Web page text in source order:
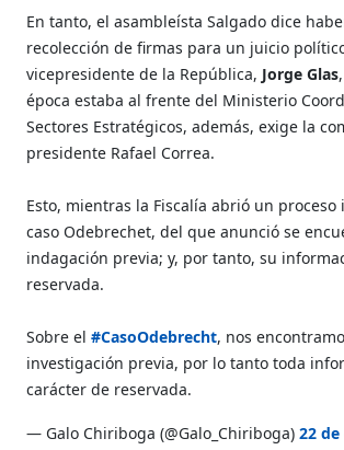
En tanto, el asambleísta Salgado dice
recolección de firmas para un juicio
vicepresidente de la República, Jorge Glas
época estaba al frente del Ministerio
Sectores Estratégicos, además, exige la
presidente Rafael Correa.
Esto, mientras la Fiscalía abrió un
caso Odebrechet, del que anunció se
indagación previa; y, por tanto, su
reservada.
Sobre el#CasoOdebrecht, nos
investigación previa, por lo tanto toda
carácter de reservada.
— Galo Chiriboga (@Galo_Chiriboga)22